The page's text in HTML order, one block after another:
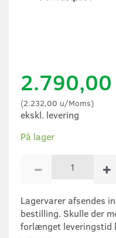
2.790,00
(2.232,00 u/Moms)
ekskl. levering
På lager
Lagervarer afsendes
bestilling. Skulle der
forlænget leveringstid